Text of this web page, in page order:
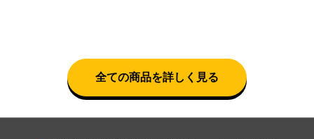
全ての商品を詳しく見る